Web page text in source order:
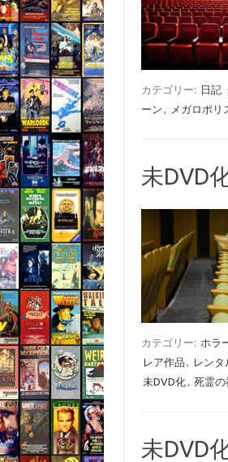
カテゴリー: 日記
ーン , メガロポリ
未DVD
カテゴリー: ホラ
レア作品 , レンタ
未DVD化, 死霊の
未DVD